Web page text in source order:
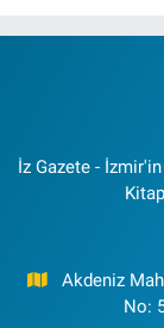
İz Gazete -
Akdeniz
No: